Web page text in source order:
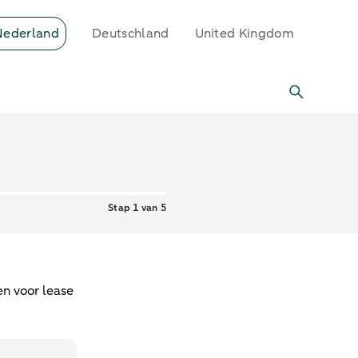
Deutschland United Kingdom
Stap 1 van 5
voor lease